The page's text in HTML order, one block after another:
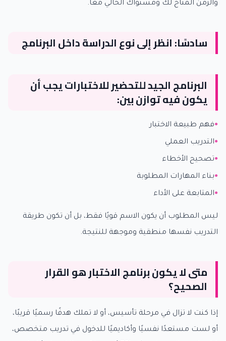
والزمن المتاح لك ومستواك الحالي معًا.
سادسًا: انظر إلى نوع الدراسة داخل البرنامج
البرنامج الجيد للتحضير للاختبارات يجب أن
يكون فيه توازن بين:
فهم طبيعة الاختبار
التدريب العملي
تصحيح الأخطاء
بناء المهارات المطلوبة
المتابعة على الأداء
ليس المطلوب أن يكون الاسم قويًا فقط، بل أن تكون طريقة
التدريب نفسها منطقية وموجهة للنتيجة.
متى لا يكون برنامج الاختبار هو القرار
الصحيح؟
إذا كنت لا تزال في مرحلة تأسيس، أو لا تملك هدفًا رسميًا قريبًا،
أو لست مستعدًا نفسيًا وأكاديميًا للدخول في تدريب متخصص،